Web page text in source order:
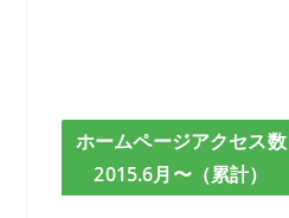
ホームページアクセス数
2015.6月〜（累計）